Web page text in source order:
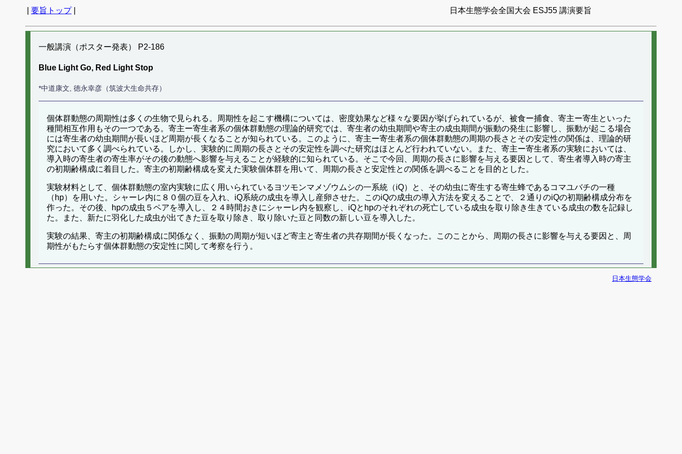
要旨トップ| 日本生態学会全国大会 ESJ55 講演要旨
一般講演（ポスター発表） P2-186
Blue Light Go, Red Light Stop
*中道康文, 徳永幸彦（筑波大生命共存）
個体群動態の周期性は多くの生物で見られる。周期性を起こす機構については、密度効果など様々な要因が挙げられているが、被食ー捕食、寄主ー寄生といった
種間相互作用もその一つである。寄主ー寄生者系の個体群動態の理論的研究では、寄生者の幼虫期間や寄主の成虫期間が振動の発生に影響し、振動が起こる場合
には寄生者の幼虫期間が長いほど周期が長くなることが知られている。このように、寄主ー寄生者系の個体群動態の周期の長さとその安定性の関係は、理論的研
究において多く調べられている。しかし、実験的に周期の長さとその安定性を調べた研究はほとんど行われていない。また、寄主ー寄生者系の実験においては、
導入時の寄生者の寄生率がその後の動態へ影響を与えることが経験的に知られている。そこで今回、周期の長さに影響を与える要因として、寄生者導入時の寄主
の初期齢構成に着目した。寄主の初期齢構成を変えた実験個体群を用いて、周期の長さと安定性との関係を調べることを目的とした。
実験材料として、個体群動態の室内実験に広く用いられているヨツモンマメゾウムシの一系統（iQ）と、その幼虫に寄生する寄生蜂であるコマユバチの一種
（hp）を用いた。シャーレ内に８０個の豆を入れ、iQ系統の成虫を導入し産卵させた。このiQの成虫の導入方法を変えることで、２通りのiQの初期齢構成分布を
作った。その後、hpの成虫５ペアを導入し、２４時間おきにシャーレ内を観察し、iQとhpのそれぞれの死亡している成虫を取り除き生きている成虫の数を記録し
た。また、新たに羽化した成虫が出てきた豆を取り除き、取り除いた豆と同数の新しい豆を導入した。
実験の結果、寄主の初期齢構成に関係なく、振動の周期が短いほど寄主と寄生者の共存期間が長くなった。このことから、周期の長さに影響を与える要因と、周
期性がもたらす個体群動態の安定性に関して考察を行う。
日本生態学会